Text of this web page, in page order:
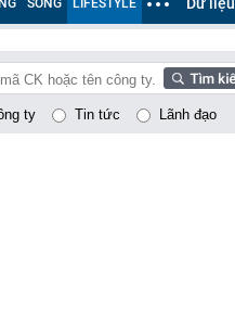
SỐNG LIFESTYLE
ty Tin tức Lãnh đạo